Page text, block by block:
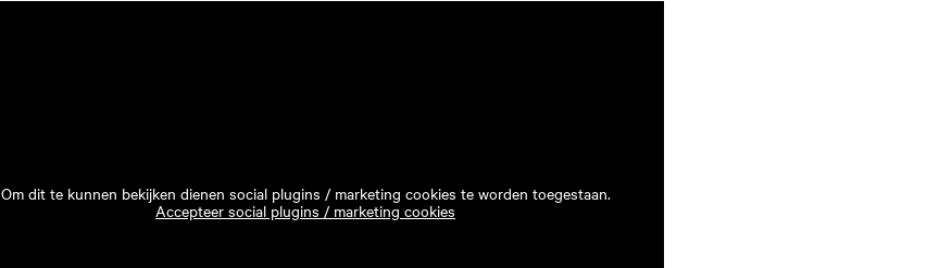
Om dit te kunnen bekijken dienen social plugins / marketing cookies te worden toegestaan.
Accepteer social plugins / marketing cookies